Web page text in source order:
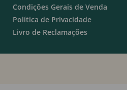
Condições Gerais de Venda
Política de Privacidade
Livro de Reclamações